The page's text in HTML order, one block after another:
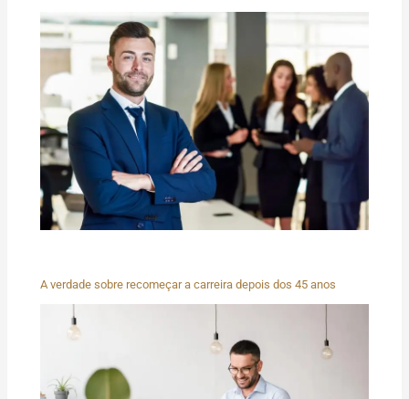
A verdade sobre recomeçar a carreira depois dos 45 anos